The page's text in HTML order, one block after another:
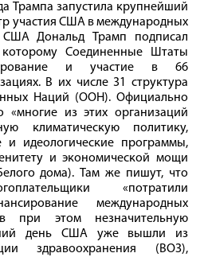
Трампа запустила крупнейший
участия США в международных
США Дональд Трамп подписал
Соединенные Штаты
и участие в 66
В их числе 31 структура
Наций (ООН). Официально
«многие из этих организаций
климатическую политику,
и идеологические программы,
и экономической мощи
дома). Там же пишут, что
«потратили
международных
при этом незначительную
день США уже вышли из
здравоохранения (ВОЗ),